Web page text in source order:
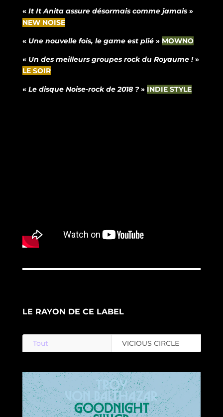
« It It Anita assure désormais comme jamais»
NEW NOISE
« Une nouvelle fois, le game est plié» MOWNO
« Un des meilleurs groupes rock du Royaume !»
LE SOIR
« Le disque Noise-rock de 2018 ?» INDIE STYLE
LE RAYON DE CE LABEL
Tout VICIOUS CIRCLE